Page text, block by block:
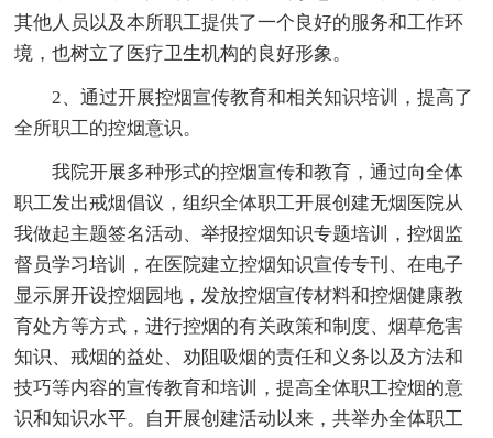
其他人员以及本所职工提供了一个良好的服务和工作环
境，也树立了医疗卫生机构的良好形象。
2、通过开展控烟宣传教育和相关知识培训，提高了
全所职工的控烟意识。
我院开展多种形式的控烟宣传和教育，通过向全体
职工发出戒烟倡议，组织全体职工开展创建无烟医院从
我做起主题签名活动、举报控烟知识专题培训，控烟监
督员学习培训，在医院建立控烟知识宣传专刊、在电子
显示屏开设控烟园地，发放控烟宣传材料和控烟健康教
育处方等方式，进行控烟的有关政策和制度、烟草危害
知识、戒烟的益处、劝阻吸烟的责任和义务以及方法和
技巧等内容的宣传教育和培训，提高全体职工控烟的意
识和知识水平。自开展创建活动以来，共举办全体职工